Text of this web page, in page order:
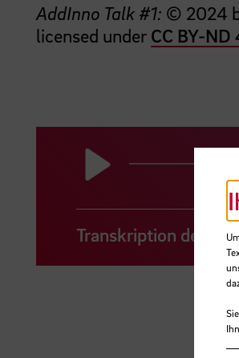
AddInno Talk #1: © 2024
licensed under CC BY-ND
Transkription des